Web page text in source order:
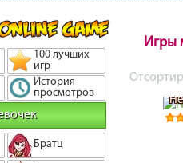
100 лучших
игр
История
просмотров
Братц
Игры